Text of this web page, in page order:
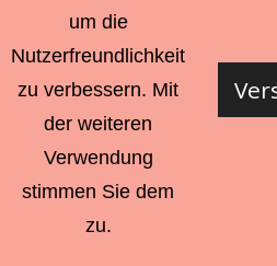
RECHTLICHES
Impressum
Datenschutz
Barrierefreiheits-Erklärung
um die
Nutzerfreundlichkeit
zu verbessern. Mit
der weiteren
Verwendung
stimmen Sie dem
zu.